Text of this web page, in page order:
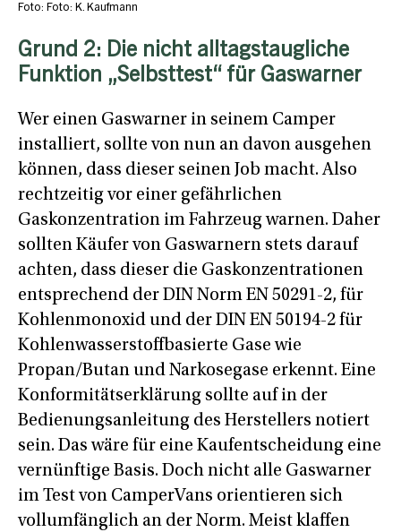
Grund 2: Die nicht alltagstaugliche
Funktion „Selbsttest“ für Gaswarner
Wer einen Gaswarner in seinem Camper
installiert, sollte von nun an davon ausgehen
können, dass dieser seinen Job macht. Also
rechtzeitig vor einer gefährlichen
Gaskonzentration im Fahrzeug warnen. Daher
sollten Käufer von Gaswarnern stets darauf
achten, dass dieser die Gaskonzentrationen
entsprechend der DIN Norm EN 50291-2, für
Kohlenmonoxid und der DIN EN 50194-2 für
Kohlenwasserstoffbasierte Gase wie
Propan/Butan und Narkosegase erkennt. Eine
Konformitätserklärung sollte auf in der
Bedienungsanleitung des Herstellers notiert
sein. Das wäre für eine Kaufentscheidung eine
vernünftige Basis. Doch nicht alle Gaswarner
im Test von CamperVans orientieren sich
vollumfänglich an der Norm. Meist klaffen
Foto: Foto: K. Kaufmann